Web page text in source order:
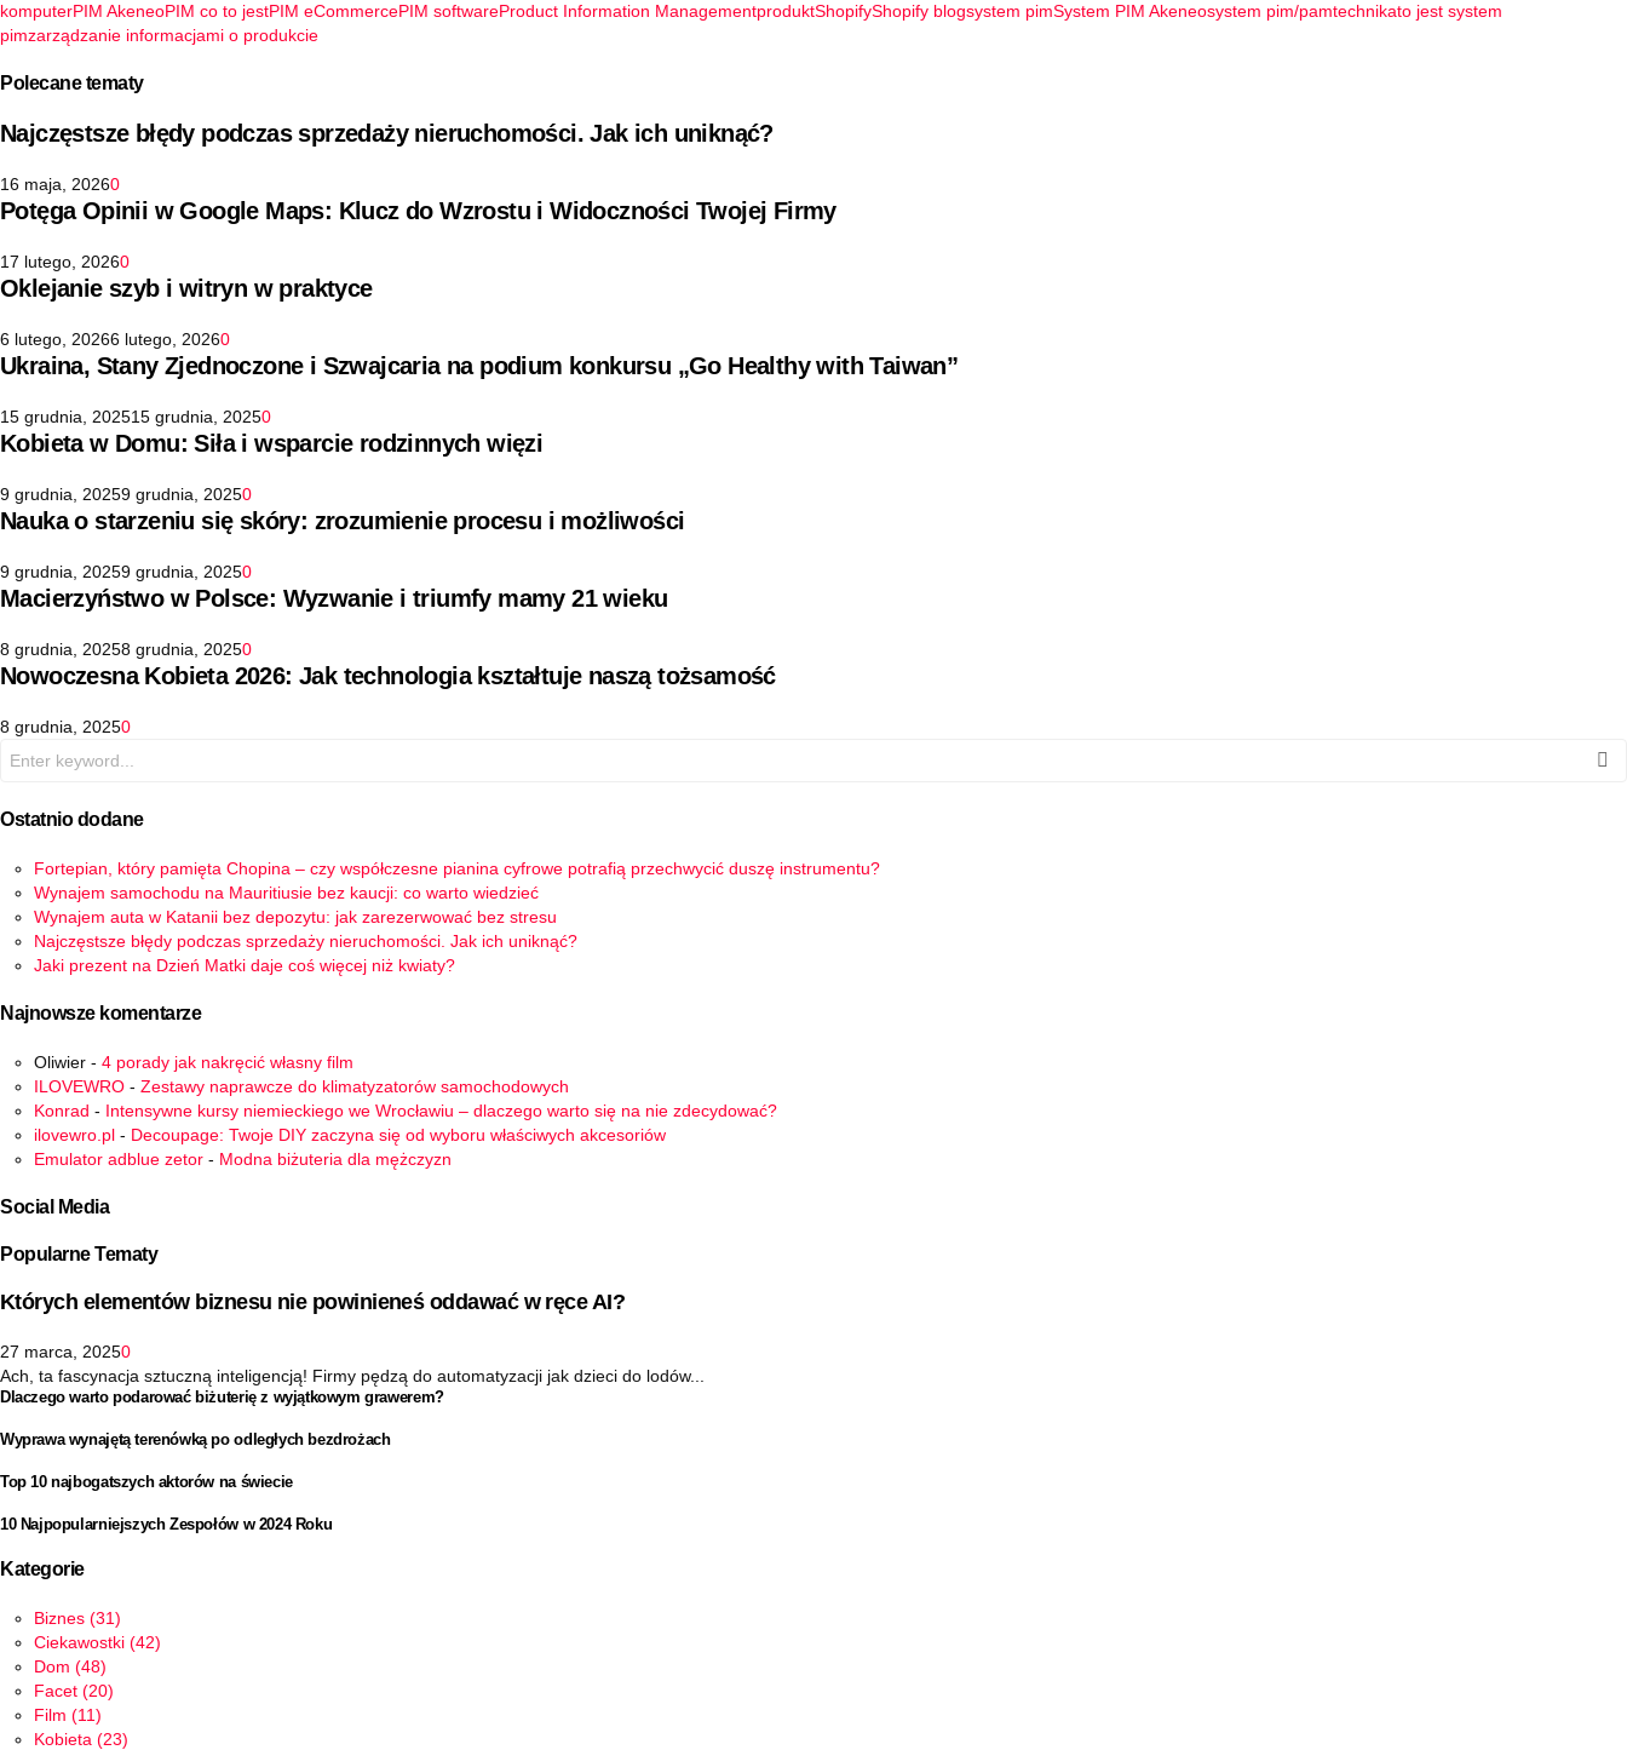
komputerPIM AkeneoPIM co to jestPIM eCommercePIM softwareProduct Information ManagementproduktShopifyShopify blogsystem pimSystem PIM Akeneosystem pim/pamtechnikato jest system
pimzarządzanie informacjami o produkcie
Polecane tematy
Najczęstsze błędy podczas sprzedaży nieruchomości. Jak ich uniknąć?
16 maja, 20260
Potęga Opinii w Google Maps: Klucz do Wzrostu i Widoczności Twojej Firmy
17 lutego, 20260
Oklejanie szyb i witryn w praktyce
6 lutego, 20266 lutego, 20260
Ukraina, Stany Zjednoczone i Szwajcaria na podium konkursu „Go Healthy with Taiwan”
15 grudnia, 202515 grudnia, 20250
Kobieta w Domu: Siła i wsparcie rodzinnych więzi
9 grudnia, 20259 grudnia, 20250
Nauka o starzeniu się skóry: zrozumienie procesu i możliwości
9 grudnia, 20259 grudnia, 20250
Macierzyństwo w Polsce: Wyzwanie i triumfy mamy 21 wieku
8 grudnia, 20258 grudnia, 20250
Nowoczesna Kobieta 2026: Jak technologia kształtuje naszą tożsamość
8 grudnia, 20250
for:
Ostatnio dodane
Fortepian, który pamięta Chopina – czy współczesne pianina cyfrowe potrafią przechwycić duszę instrumentu?
Wynajem samochodu na Mauritiusie bez kaucji: co warto wiedzieć
Wynajem auta w Katanii bez depozytu: jak zarezerwować bez stresu
Najczęstsze błędy podczas sprzedaży nieruchomości. Jak ich uniknąć?
Jaki prezent na Dzień Matki daje coś więcej niż kwiaty?
Najnowsze komentarze
Oliwier - 4 porady jak nakręcić własny film
ILOVEWRO - Zestawy naprawcze do klimatyzatorów samochodowych
Konrad - Intensywne kursy niemieckiego we Wrocławiu – dlaczego warto się na nie zdecydować?
ilovewro.pl - Decoupage: Twoje DIY zaczyna się od wyboru właściwych akcesoriów
Emulator adblue zetor - Modna biżuteria dla mężczyzn
Social Media
Popularne Tematy
Których elementów biznesu nie powinieneś oddawać w ręce AI?
27 marca, 20250
Ach, ta fascynacja sztuczną inteligencją! Firmy pędzą do automatyzacji jak dzieci do lodów...
Dlaczego warto podarować biżuterię z wyjątkowym grawerem?
Wyprawa wynajętą terenówką po odległych bezdrożach
Top 10 najbogatszych aktorów na świecie
10 Najpopularniejszych Zespołów w 2024 Roku
Kategorie
Biznes (31)
Ciekawostki (42)
Dom (48)
Facet (20)
Film (11)
Kobieta (23)